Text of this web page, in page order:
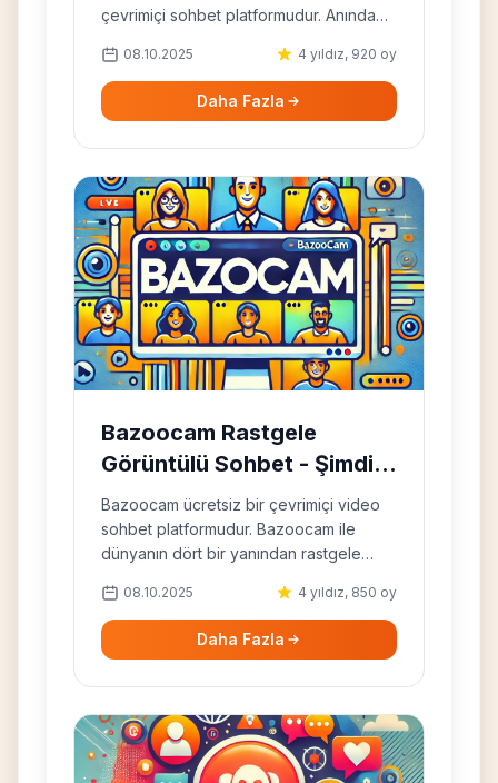
çevrimiçi sohbet platformudur. Anında
güçlü moderasyon sunar. Bu sayede
güvenli ve keyifli bir 1'e 1 görüntülü
sohbet deneyimi yaşarsınız.
08.10.2025 4 yıldız, 920 oy
Daha Fazla
Bazoocam Rastgele
Görüntülü Sohbet - Şimdi
Başla
Bazoocam ücretsiz bir çevrimiçi video
sohbet platformudur. Bazoocam ile
dünyanın dört bir yanından rastgele
birlikte eğlenin.
08.10.2025 4 yıldız, 850 oy
Daha Fazla